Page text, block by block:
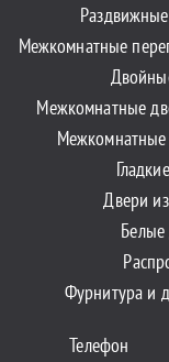
Межкомнатные
Межкомнатные
Межкомнатные
Двери
Фурнитура и
Телефон